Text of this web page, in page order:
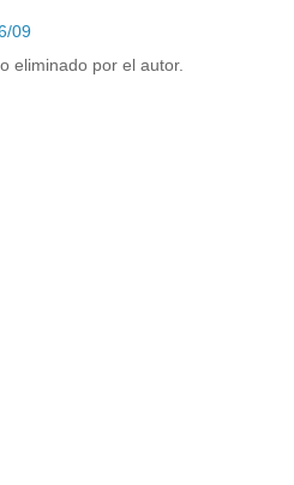
09
eliminado por el autor.